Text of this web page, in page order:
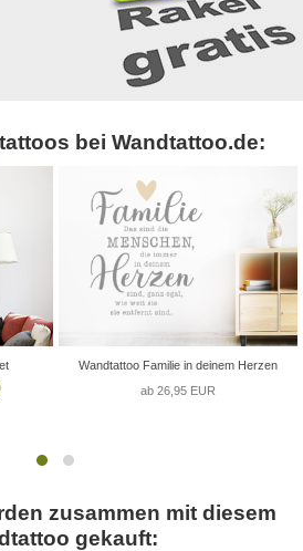
bei Wandtattoo.de:
Wandtattoo Familie in deinem Herzen
ab 26,95 EUR
zusammen mit diesem
gekauft: